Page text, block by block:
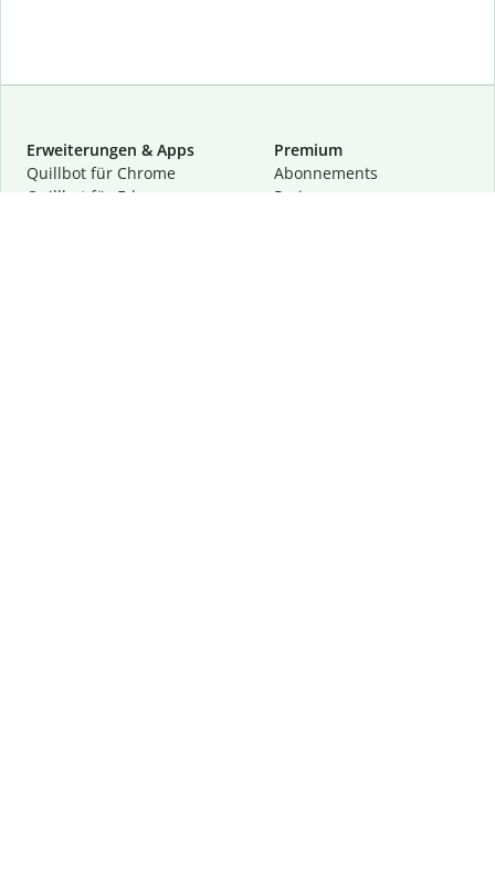
Erweiterungen & Apps
Quillbot für Chrome
Quillbot für Edge
Premium
Abon­ne­ments
Preise